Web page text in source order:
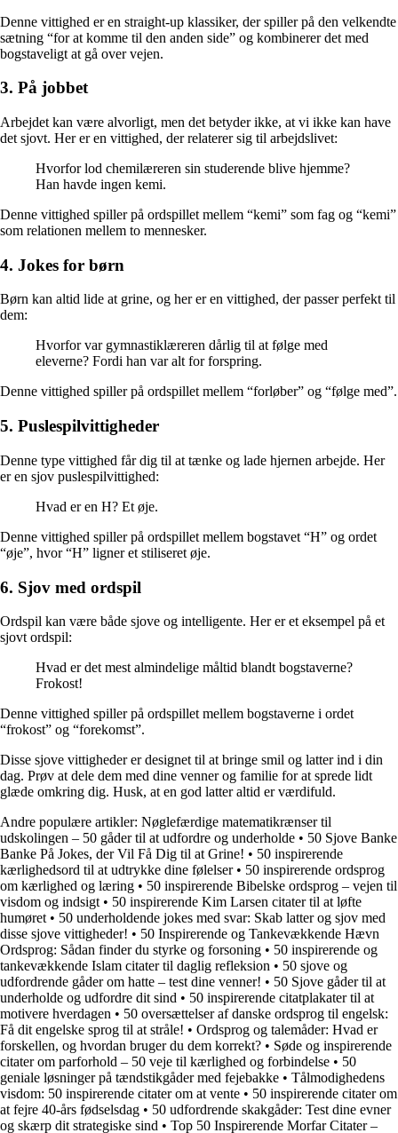
Denne vittighed er en straight-up klassiker, der spiller på den velkendte
sætning “for at komme til den anden side” og kombinerer det med
bogstaveligt at gå over vejen.
3. På jobbet
Arbejdet kan være alvorligt, men det betyder ikke, at vi ikke kan have
det sjovt. Her er en vittighed, der relaterer sig til arbejdslivet:
Hvorfor lod chemilæreren sin studerende blive hjemme?
Han havde ingen kemi.
Denne vittighed spiller på ordspillet mellem “kemi” som fag og “kemi”
som relationen mellem to mennesker.
4. Jokes for børn
Børn kan altid lide at grine, og her er en vittighed, der passer perfekt til
dem:
Hvorfor var gymnastiklæreren dårlig til at følge med
eleverne? Fordi han var alt for forspring.
Denne vittighed spiller på ordspillet mellem “forløber” og “følge med”.
5. Puslespilvittigheder
Denne type vittighed får dig til at tænke og lade hjernen arbejde. Her
er en sjov puslespilvittighed:
Hvad er en H? Et øje.
Denne vittighed spiller på ordspillet mellem bogstavet “H” og ordet
“øje”, hvor “H” ligner et stiliseret øje.
6. Sjov med ordspil
Ordspil kan være både sjove og intelligente. Her er et eksempel på et
sjovt ordspil:
Hvad er det mest almindelige måltid blandt bogstaverne?
Frokost!
Denne vittighed spiller på ordspillet mellem bogstaverne i ordet
“frokost” og “forekomst”.
Disse sjove vittigheder er designet til at bringe smil og latter ind i din
dag. Prøv at dele dem med dine venner og familie for at sprede lidt
glæde omkring dig. Husk, at en god latter altid er værdifuld.
Andre populære artikler: Nøglefærdige matematikrænser til
udskolingen – 50 gåder til at udfordre og underholde • 50 Sjove Banke
Banke På Jokes, der Vil Få Dig til at Grine! • 50 inspirerende
kærlighedsord til at udtrykke dine følelser• 50 inspirerende ordsprog
om kærlighed og læring • 50 inspirerende Bibelske ordsprog – vejen til
visdom og indsigt • 50 inspirerende Kim Larsen citater til at løfte
humøret • 50 underholdende jokes med svar: Skab latter og sjov med
disse sjove vittigheder! • 50 Inspirerende og Tankevækkende Hævn
Ordsprog: Sådan finder du styrke og forsoning • 50 inspirerende og
tankevækkende Islam citater til daglig refleksion • 50 sjove og
udfordrende gåder om hatte – test dine venner! • 50 Sjove gåder til at
underholde og udfordre dit sind • 50 inspirerende citatplakater til at
motivere hverdagen • 50 oversættelser af danske ordsprog til engelsk:
Få dit engelske sprog til at stråle! • Ordsprog og talemåder: Hvad er
forskellen, og hvordan bruger du dem korrekt? • Søde og inspirerende
citater om parforhold – 50 veje til kærlighed og forbindelse • 50
geniale løsninger på tændstikgåder med fejebakke • Tålmodighedens
visdom: 50 inspirerende citater om at vente • 50 inspirerende citater om
at fejre 40-års fødselsdag • 50 udfordrende skakgåder: Test dine evner
og skærp dit strategiske sind • Top 50 Inspirerende Morfar Citater –